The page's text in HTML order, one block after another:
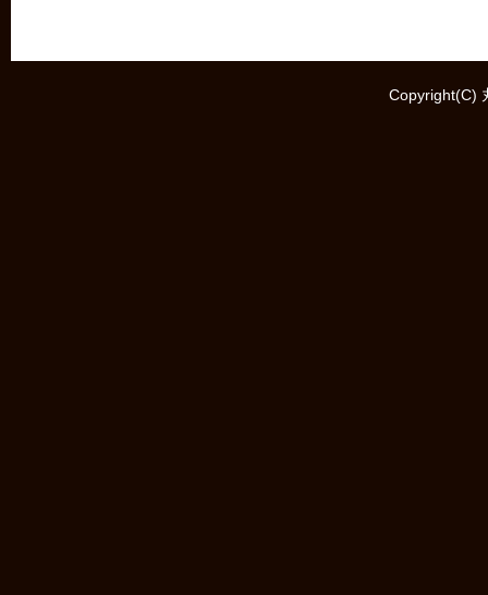
Copyright(C)